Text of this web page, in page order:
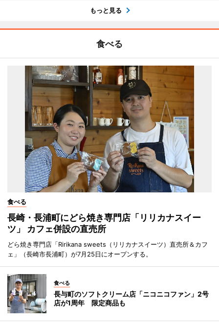
もっと見る
食べる
食べる
長崎・長浦町にどら焼き専門店「リリカナスイー
ツ」 カフェ併設の直売所
どら焼き専門店「Ririkana sweets（リリカナスイーツ）直売所＆カフ
ェ」（長崎市長浦町）が7月25日にオープンする。
食べる
長与町のソフトクリーム店「ニコニコファン」2号
店が1周年 限定商品も